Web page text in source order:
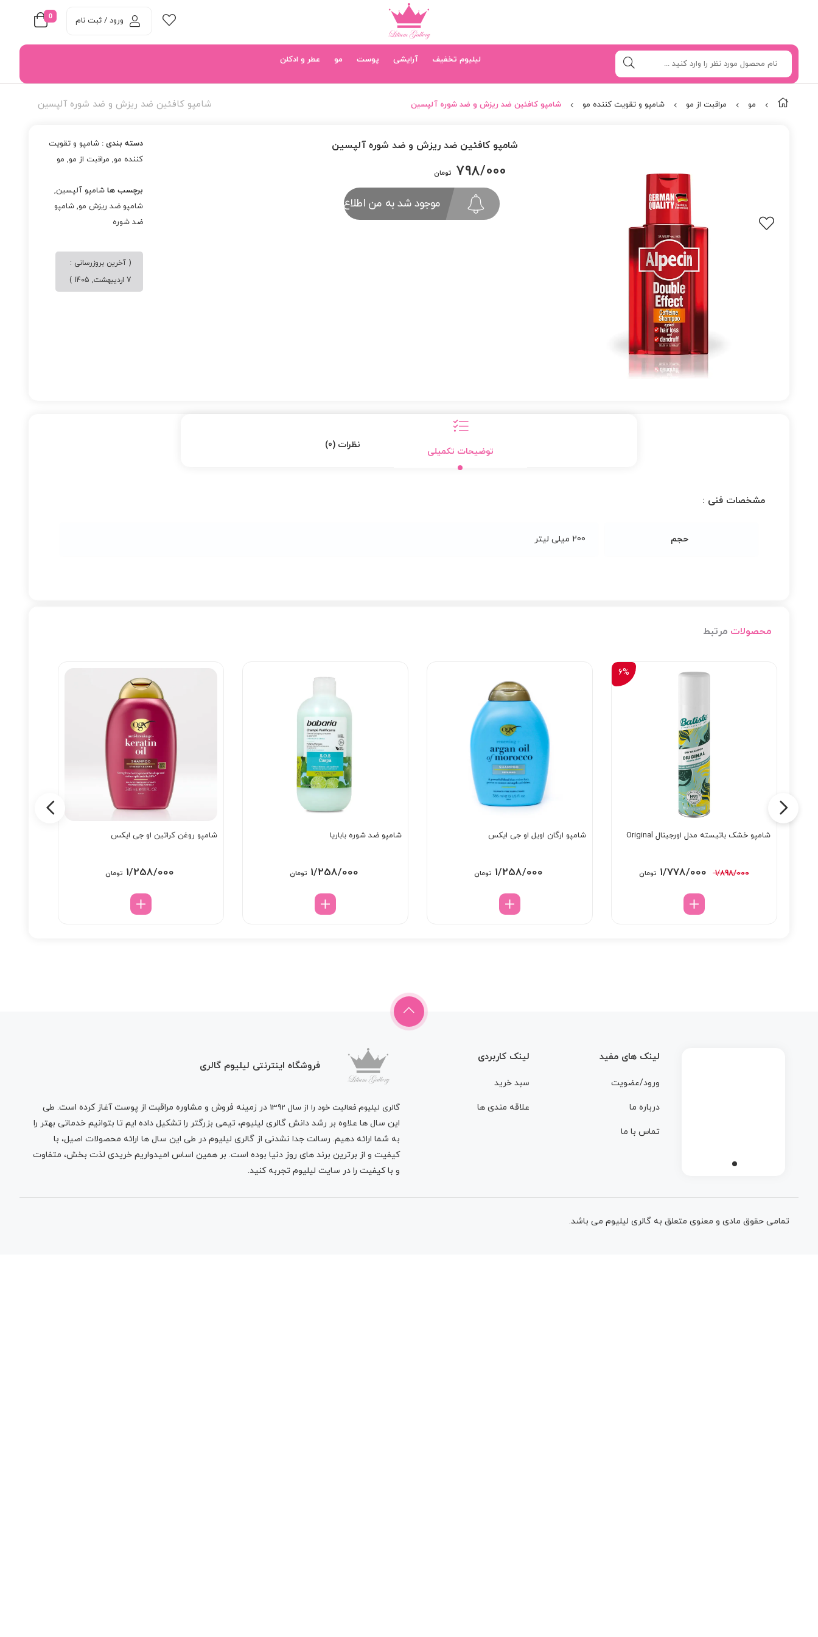
0 ورود / ثبت نام
لیلیوم تخفیف آرایشی پوست مو عطر و ادکلن
شامپو کافئین ضد ریزش و ضد شوره آلپسین مو مراقبت از مو شامپو و تقویت کننده مو شامپو کافئین ضد ریزش و ضد شوره آلپسین
شامپو کافئین ضد ریزش و ضد شوره آلپسین
798/000 تومان
موجود شد به من اطلاع بده
دسته بندی :شامپو و تقویت
کننده مو, مراقبت از مو, مو
برچسب هاشامپو آلپسین,
شامپو ضد ریزش مو,شامپو
ضد شوره
( آخرین بروزرسانی :
7 اردیبهشت, 1405 )
توضیحات تکمیلی
نظرات (0)
مشخصات فنی :
حجم 200 میلی لیتر
محصولات مرتبط
6%
شامپو خشک باتیسته مدل اورجینال Original
1/898/000
قیمت
بود.
1/778/000 تومانقیمت
شامپو ارگان اویل او جی ایکس
1/258/000 تومان
شامپو ضد شوره باباریا
1/258/000 تومان
شامپو روغن کراتین او جی ایکس
1/258/000 تومان
لینک های مفید
ورود/عضویت
درباره ما
تماس با ما
لینک کاربردی
سبد خرید
علاقه مندی ها
فروشگاه اینترنتی لیلیوم گالری
گالری لیلیوم فعالیت خود را از سال 1392
در زمینه فروش و مشاوره مراقبت از پوست آغاز کرده است. طی
این سال ها علاوه بر رشد دانش گالری لیلیوم، تیمی بزرگتر را تشکیل داده ایم تا بتوانیم خدماتی بهتر را
به شما ارائه دهیم. رسالت جدا نشدنی از گالری لیلیوم در طی این سال ها ارائه محصولات اصیل، با
کیفیت و از برترین برند های روز دنیا بوده است. بر همین اساس امیدواریم خریدی لذت بخش، متفاوت
و با کیفیت را در سایت لیلیوم تجربه کنید.
تمامی حقوق مادی و معنوی متعلق به گالری لیلیوم می باشد.